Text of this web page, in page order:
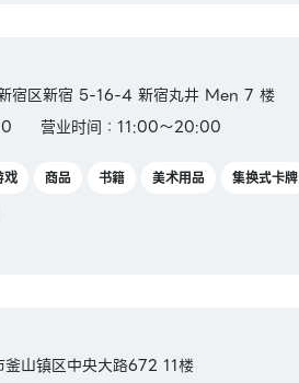
宿区新宿 5-16-4 新宿丸井 Men 7 楼
营业时间：11:00～20:00
戏 商品 书籍 美术用品
集换式卡牌
山镇区中央大路672 11楼